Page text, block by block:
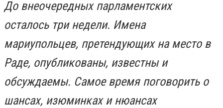
До внеочередных парламентских
осталось три недели. Имена
мариупольцев, претендующих на место в
Раде, опубликованы, известны и
обсуждаемы. Самое время поговорить о
шансах, изюминках и нюансах